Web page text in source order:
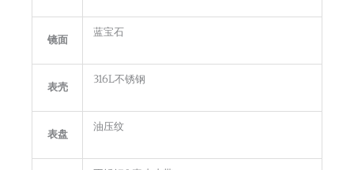
镜面
蓝宝石
表壳
316L不锈钢
表盘
油压纹